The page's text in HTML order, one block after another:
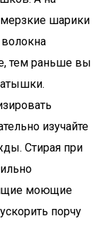
шарики
тем раньше вы
изучайте
Стирая при
моющие
порчу